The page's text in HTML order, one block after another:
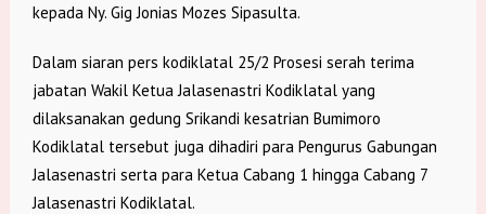
kepada Ny. Gig Jonias Mozes Sipasulta.
Dalam siaran pers kodiklatal 25/2 Prosesi serah terima
jabatan Wakil Ketua Jalasenastri Kodiklatal yang
dilaksanakan gedung Srikandi kesatrian Bumimoro
Kodiklatal tersebut juga dihadiri para Pengurus Gabungan
Jalasenastri serta para Ketua Cabang 1 hingga Cabang 7
Jalasenastri Kodiklatal.